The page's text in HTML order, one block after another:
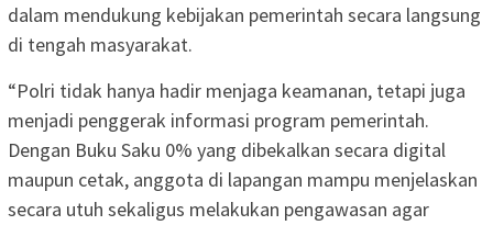
dalam mendukung kebijakan pemerintah secara langsung
di tengah masyarakat.
“Polri tidak hanya hadir menjaga keamanan, tetapi juga
menjadi penggerak informasi program pemerintah.
Dengan Buku Saku 0% yang dibekalkan secara digital
maupun cetak, anggota di lapangan mampu menjelaskan
secara utuh sekaligus melakukan pengawasan agar